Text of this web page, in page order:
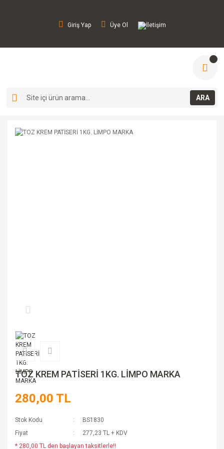
Giriş Yap Üye Ol İletişim
ARA
TOZ KREM PATİSERİ 1KG. LİMPO MARKA
280,00 TL
Stok Kodu
BS1830
Fiyat
277,23 TL + KDV
* 280,00 TL den başlayan taksitlerle!!